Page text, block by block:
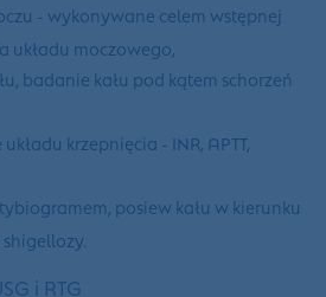
- wykonywane celem wstępnej
układu moczowego,
badanie kału pod kątem schorzeń
krzepnięcia - INR, APTT,
posiew kału w kierunku
i RTG